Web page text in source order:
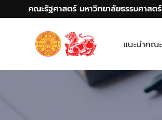
คณะรัฐศาสตร์ มหาวิทยาลัยธรรมศาสตร์
แนะนำคณะ